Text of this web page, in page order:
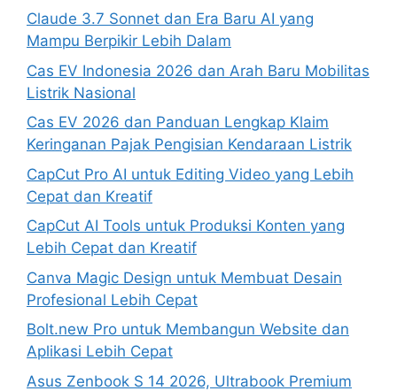
Claude 3.7 Sonnet dan Era Baru AI yang
Mampu Berpikir Lebih Dalam
Cas EV Indonesia 2026 dan Arah Baru Mobilitas
Listrik Nasional
Cas EV 2026 dan Panduan Lengkap Klaim
Keringanan Pajak Pengisian Kendaraan Listrik
CapCut Pro AI untuk Editing Video yang Lebih
Cepat dan Kreatif
CapCut AI Tools untuk Produksi Konten yang
Lebih Cepat dan Kreatif
Canva Magic Design untuk Membuat Desain
Profesional Lebih Cepat
Bolt.new Pro untuk Membangun Website dan
Aplikasi Lebih Cepat
Asus Zenbook S 14 2026, Ultrabook Premium